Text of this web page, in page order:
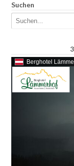
Suchen
Berghotel